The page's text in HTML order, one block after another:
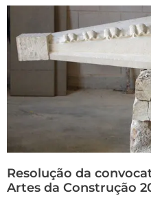
Resolução da
Artes da Construção